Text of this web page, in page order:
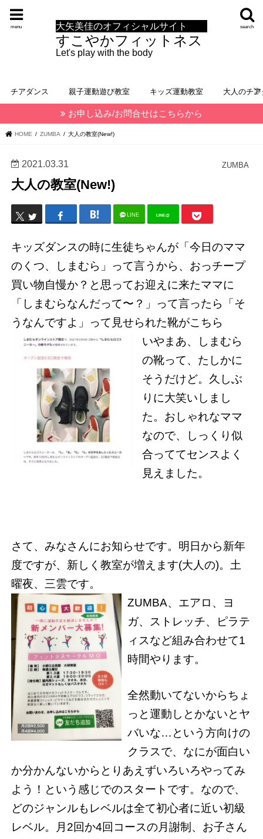
大矢美佳のオフィシャルサイト
すこやかフィットネス
Let's play with the body
search
menu
チアダンス 親子運動遊び教室 キッズ運動教室 大人のチ
お申し込み/お問合せはこちらから
HOME ZUMBA 大人の教室(New!)
ZUMBA
2021.03.31
大人の教室(New!)
LINE LINE@
キッズダンスの時に生徒ちゃんが「今日のママ
のくつ、しまむら」って言うから、おっチープ
買い物自慢か？と思ってお迎えに来たママに
「しまむらなんだって〜？」って言ったら「そ
うなんですよ」って見せられた靴がこちら
いやまあ、しまむら
の靴って、たしかに
そうだけど。久しぶ
りに大笑いしまし
た。おしゃれなママ
なので、しっくり似
合っててセンスよく
見えました。
さて、みなさんにお知らせです。明日から新年
度ですが、新しく教室が増えます(大人の)。土
曜夜、三雲です。
ZUMBA、エアロ、ヨ
ガ、ストレッチ、ピラテ
ィスなど組み合わせて1
時間やります。
全然動いてないからちょ
っと運動しとかないとヤ
バいな…という方向けの
クラスで、なにが面白い
か分かんないからとりあえずいろいろやってみ
よう！という感じでのスタートです。なので、
どのジャンルもレベルは全て初心者に近い初級
レベル。月2回か4回コースの月謝制、お子さん